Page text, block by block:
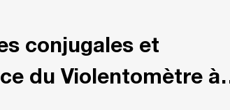
conjugales et
du Violentomètre à